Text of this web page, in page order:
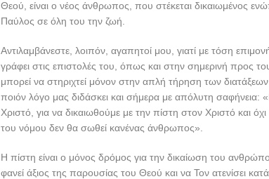
Θεού, είναι ο νέος άνθρωπος, που στέκεται δικαιωμένος
Παύλος σε όλη του την ζωή.
Αντιλαμβάνεστε, λοιπόν, αγαπητοί μου, γιατί με τόση
γράφει στις επιστολές του, όπως και στην σημερινή προς
μπορεί να στηριχτεί μόνον στην απλή τήρηση των
ποιόν λόγο μας διδάσκει και σήμερα με απόλυτη σαφήνεια:
Χριστό, για να δικαιωθούμε με την πίστη στον Χριστό και
του νόμου δεν θα σωθεί κανένας άνθρωπος».
Η πίστη είναι ο μόνος δρόμος για την δικαίωση του
φανεί άξιος της παρουσίας του Θεού και να Τον ατενίσει